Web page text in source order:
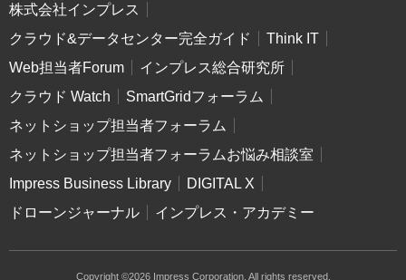
株式会社インプレス
クラウド&データセンター完全ガイド
Think IT
Web担当者Forum
インプレス総合研究所
クラウド Watch
SmartGridフォーラム
ネットショップ担当者フォーラム
ネットショップ担当者フォーラムお悩み相談室
Impress Business Library
DIGITAL X
ドローンジャーナル
インプレス・アカデミー
Copyright ©2026 Impress Corporation. All rights reserved.